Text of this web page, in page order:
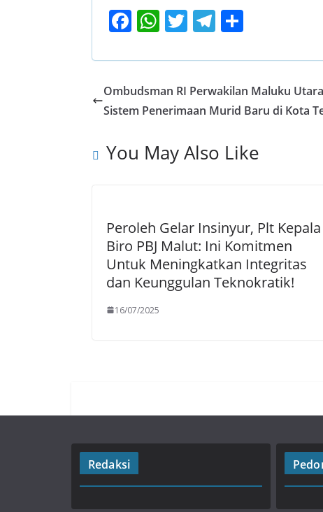
F
e
b
o
k
W
at
s
A
p
T
itt
er
T
e
gr
a
ar
e
Ombudsman RI Perwakilan Maluku
Sistem Penerimaan Murid Baru di Kota
You May Also Like
Peroleh Gelar Insinyur, Plt Kepala
Biro PBJ Malut: Ini Komitmen
Untuk Meningkatkan Integritas
dan Keunggulan Teknokratik!
16/07/2025
Redaksi